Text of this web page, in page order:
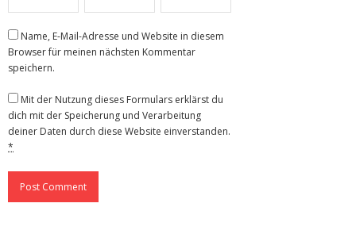
Name, E-Mail-Adresse und Website in diesem
Browser für meinen nächsten Kommentar
speichern.
Mit der Nutzung dieses Formulars erklärst du
dich mit der Speicherung und Verarbeitung
deiner Daten durch diese Website einverstanden.
*